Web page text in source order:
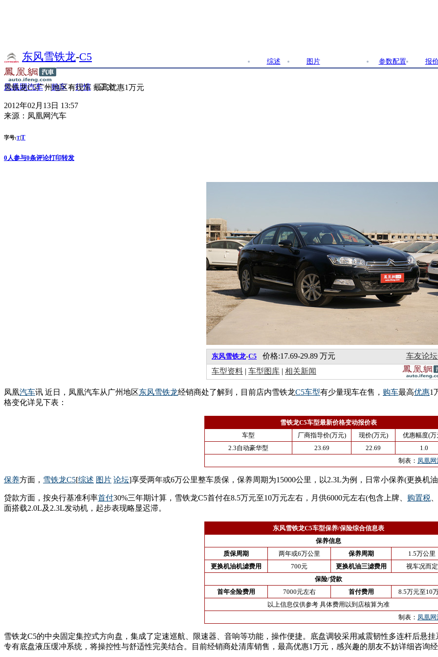
东风雪铁龙-C5 综述 图片 参数配置 报
凤凰网汽车>购车>行情> 正文
雪铁龙C5广州地区有现车 最高优惠1万元
2012年02月13日 13:57
来源： 凤凰网汽车
字号:T|T
0 人参与0条评论打印转发
东风雪铁龙-C5 价格:17.69-29.89 万元
车友论
车型资料 | 车型图库 | 相关新闻
凤凰汽车讯 近日，凤凰汽车从广州地区东风雪铁龙经销商处了解到，目前店内雪铁龙C5车型有少量现车在售， 购车最高优惠1
格变化详见下表：
雪铁龙C5车型最新价格变动报价表
车型
厂商指导价(万元) 现价(万元)
优惠幅度(万
2.3自动豪华型
23.69 22.69
1.0
制表： 凤凰
保养方面， 雪铁龙C5[综述 图片 论坛]享受两年或6万公里整车质保，保养周期为15000公里，以2.3L为例，日常小保养(更换机
贷款方面，按央行基准利率首付30%三年期计算，雪铁龙C5首付在8.5万元至10万元左右，月供6000元左右(包含上牌、 购置税
面搭载2.0L及2.3L发动机，起步表现略显迟滞。
东风雪铁龙C5车型保养/保险综合信息表
保养信息
质保周期
两年或6万公里 保养周期
1.5万公里
更换机油机滤费用
700元 更换机油三滤费用
视车况而定
保险/贷款
首年全险费用
7000元左右 首付费用
8.5万元至10
以上信息仅供参考 具体费用以到店核算为准
制表： 凤凰
雪铁龙C5的中央固定集控式方向盘，集成了定速巡航、限速器、音响等功能，操作便捷。底盘调较采用减震韧性多连杆后悬
专有底盘液压缓冲系统，将操控性与舒适性完美结合。目前经销商处清库销售，最高优惠1万元，感兴趣的朋友不妨详细咨询